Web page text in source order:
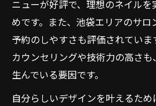
ニューが好評で、理想のネイル
めです。また、池袋エリアのサロ
予約のしやすさも評価されてい
カウンセリングや技術力の高さ
生んでいる要因です。
自分らしいデザインを叶えるた